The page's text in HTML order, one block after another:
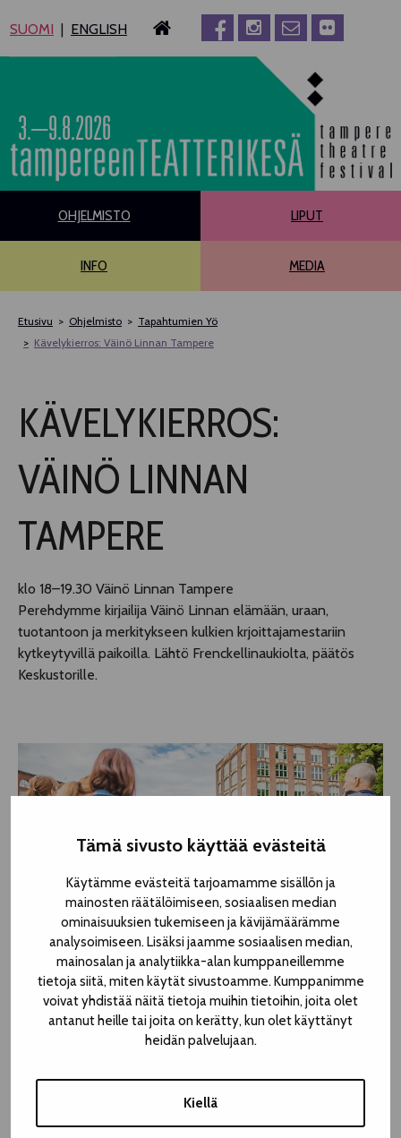
Tämä sivusto käyttää evästeitä
Käytämme evästeitä tarjoamamme sisällön ja
mainosten räätälöimiseen, sosiaalisen median
ominaisuuksien tukemiseen ja kävijämäärämme
analysoimiseen. Lisäksi jaamme sosiaalisen median,
mainosalan ja analytiikka-alan kumppaneillemme
tietoja siitä, miten käytät sivustoamme. Kumppanimme
voivat yhdistää näitä tietoja muihin tietoihin, joita olet
antanut heille tai joita on kerätty, kun olet käyttänyt
heidän palvelujaan.
Kiellä
sisältöön
SUOMI ENGLISH
3.–9.8.2026
OHJELMISTO LIPUT
INFO MEDIA
TELTTALAB
OFF TAMPERE
TAPAHTUMIEN YÖ
MUU OHJELMISTO
Etusivu Ohjelmisto
Tapahtumien Yö
Kävelykierros: Väinö Linnan Tampere
KÄVELYKIERROS:
VÄINÖ LINNAN
TAMPERE
klo 18–19.30 Väinö Linnan Tampere
Perehdymme kirjailija Väinö Linnan elämään, uraan,
tuotantoon ja merkitykseen kulkien krjoittajamestariin
kytkeytyvillä paikoilla. Lähtö Frenckellinaukiolta, päätös
Keskustorille.
Laura Vanzo
| FRENCKELLINAUKIO
15 € aikuiset | 5 € lapset (7–15 v) | alle 7-vuotiaat maksutta.
To 7.8. klo 18.00 OSTA LIPPU